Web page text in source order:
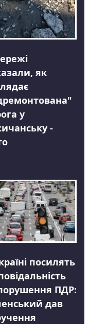
як
у
-
посилять
ПДР:
дав